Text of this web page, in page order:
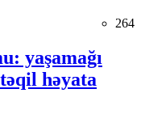
264
yaşamağı
həyata